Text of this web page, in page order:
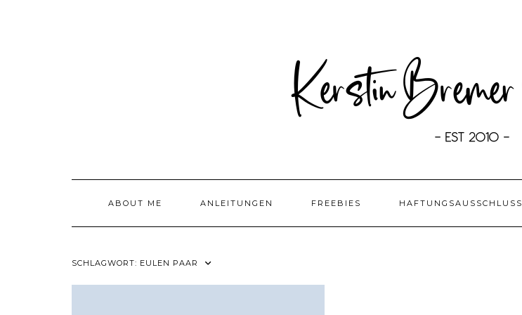
ABOUT ME ANLEITUNGEN FREEBIES
SCHLAGWORT: EULEN PAAR